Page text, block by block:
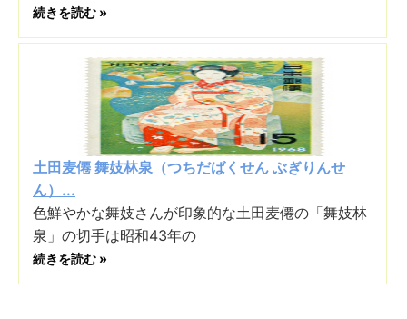
続きを読む »
土田麦僊 舞妓林泉（つちだばくせん ぶぎりんせ
ん）...
色鮮やかな舞妓さんが印象的な土田麦僊の「舞妓林
泉」の切手は昭和43年の
続きを読む »